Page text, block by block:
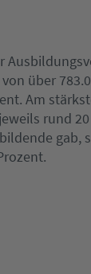
über
Am
rund
gab,